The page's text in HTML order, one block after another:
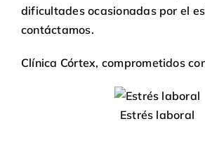
dificultades ocasionadas por el
contáctamos.
Clínica Córtex, comprometidos
Estrés laboral